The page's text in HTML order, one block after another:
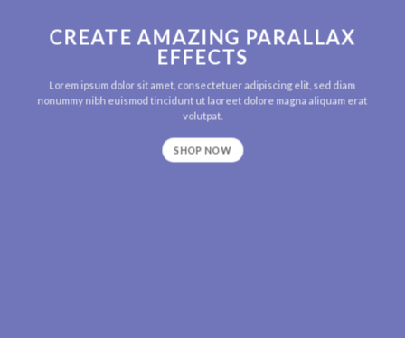
CREATE AMAZING PARALLAX
EFFECTS
Lorem ipsum dolor sit amet, consectetuer adipiscing elit, sed diam
nonummy nibh euismod tincidunt ut laoreet dolore magna aliquam erat
volutpat.
SHOP NOW